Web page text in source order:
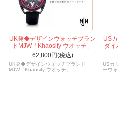
UK発◆デザインウォッチブラン
ドMJW「Khaosify ウオッチ」
62,800円(税込)
UK発◆デザインウォッチブランド
MJW「Khaosify ウオッチ」
US
ダイ
USカ
ーウ